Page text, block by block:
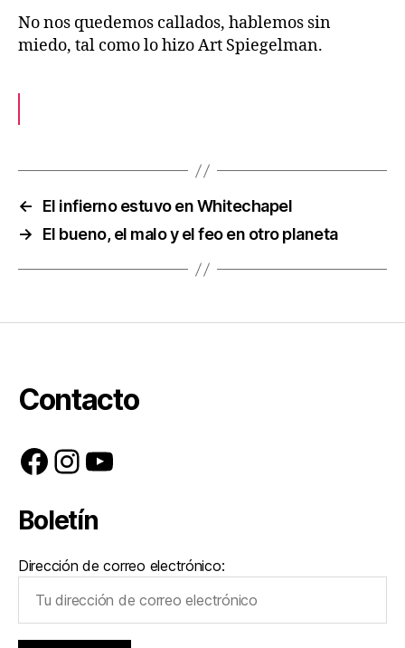
No nos quedemos callados, hablemos sin
miedo, tal como lo hizo Art Spiegelman.
←
El infierno estuvo en Whitechapel
→
El bueno, el malo y el feo en otro planeta
Contacto
Facebook
Instagram
YouTube
Boletín
Dirección de correo electrónico: